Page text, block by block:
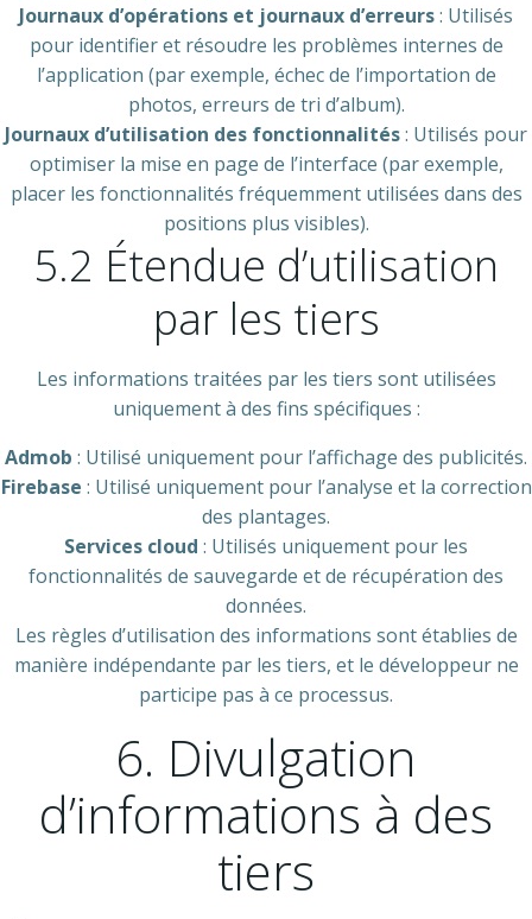
Journaux d’opérations et journaux d’erreurs: Utilisés
pour identifier et résoudre les problèmes internes de
l’application (par exemple, échec de l’importation de
photos, erreurs de tri d’album).
Journaux d’utilisation des fonctionnalités: Utilisés pour
optimiser la mise en page de l’interface (par exemple,
placer les fonctionnalités fréquemment utilisées dans des
positions plus visibles).
5.2 Étendue d’utilisation
par les tiers
Les informations traitées par les tiers sont utilisées
uniquement à des fins spécifiques :
Admob : Utilisé uniquement pour l’affichage des publicités.
Firebase : Utilisé uniquement pour l’analyse et la correction
des plantages.
Services cloud : Utilisés uniquement pour les
fonctionnalités de sauvegarde et de récupération des
données.
Les règles d’utilisation des informations sont établies de
manière indépendante par les tiers, et le développeur ne
participe pas à ce processus.
6. Divulgation
d’informations à des
tiers